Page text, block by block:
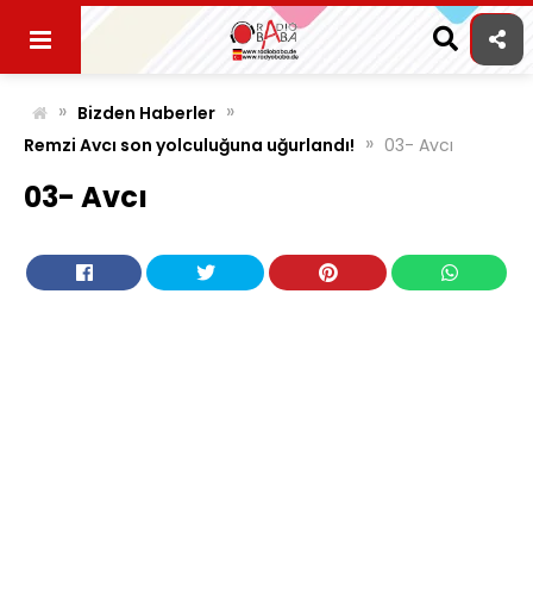
content
» Bizden Haberler »
Remzi Avcı son yolculuğuna uğurlandı! » 03- Avcı
03- Avcı